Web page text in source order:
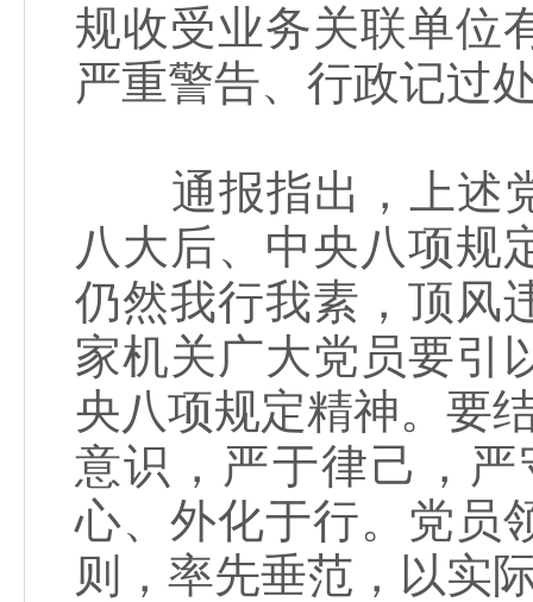
规收受业务关联单位
严重警告、行政记过
通报指出，上述党
八大后、中央八项规
仍然我行我素，顶风
家机关广大党员要引
央八项规定精神。要
意识，严于律己，
心、外化于行。党员
则，率先垂范，以实